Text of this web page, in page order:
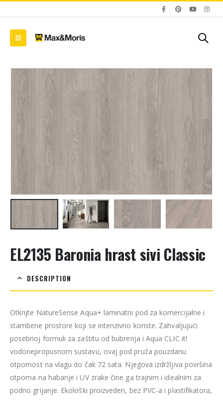
EL2135 Baronia hrast sivi Classic
DESCRIPTION
Otkrijte NatureSense Aqua+ laminatni pod za komercijalne i
stambene prostore koji se intenzivno koriste. Zahvaljujući
posebnoj formuli za zaštitu od bubrenja i Aqua CLIC it!
vodonepropusnom sustavu, ovaj pod pruža pouzdanu
otpornost na vlagu do čak 72 sata. Njegova izdržljiva površina
otporna na habanje i UV zrake čine ga trajnim i idealnim za
podno grijanje. Ekološki proizveden, bez PVC-a i plastifikatora,